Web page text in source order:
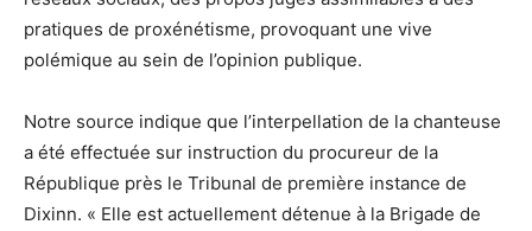
pratiques de proxénétisme, provoquant une vive
polémique au sein de l’opinion publique.
Notre source indique que l’interpellation de la chanteuse
a été effectuée sur instruction du procureur de la
République près le Tribunal de première instance de
Dixinn. « Elle est actuellement détenue à la Brigade de